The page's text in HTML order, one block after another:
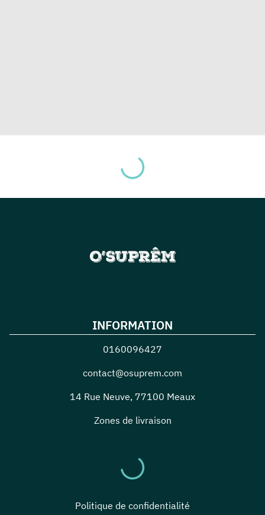
INFORMATION
0160096427
contact@osuprem.com
14 Rue Neuve, 77100 Meaux
Zones de livraison
Politique de confidentialité